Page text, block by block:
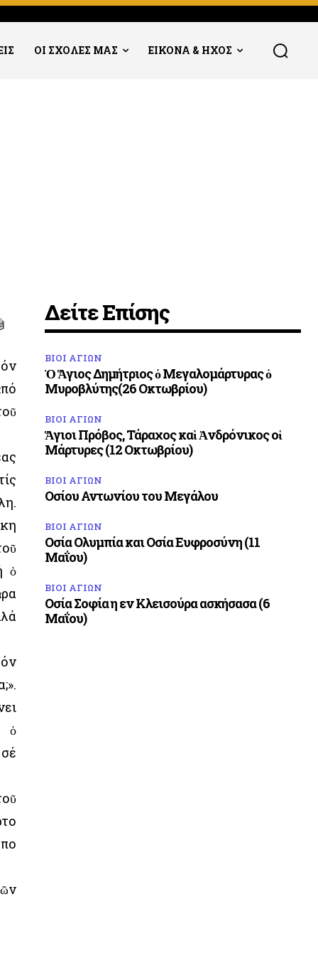
ΟΙ ΣΧΟΛΕΣ ΜΑΣ ΕΙΚΟΝΑ & ΗΧΟΣ
ὁ
ὁ
Δείτε Επίσης
ΒΙΟΙ ΑΓΙΩΝ
Ὁ Ἅγιος Δημήτριος ὁ Μεγαλομάρτυρας ὁ
Μυροβλύτης(26 Οκτωβρίου)
ΒΙΟΙ ΑΓΙΩΝ
Ἅγιοι Πρόβος, Τάραχος καὶ Ἀνδρόνικος οἱ
Μάρτυρες (12 Οκτωβρίου)
ΒΙΟΙ ΑΓΙΩΝ
Οσίου Αντωνίου του Μεγάλου
ΒΙΟΙ ΑΓΙΩΝ
Οσία Ολυμπία και Οσία Ευφροσύνη (11
Μαΐου)
ΒΙΟΙ ΑΓΙΩΝ
Οσία Σοφία η εν Κλεισούρα ασκήσασα (6
Μαΐου)